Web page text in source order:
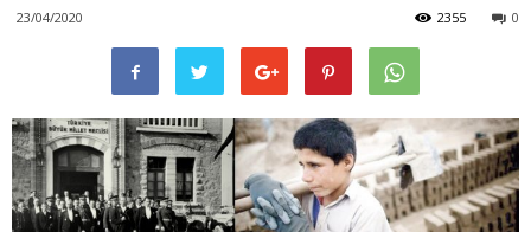
23/04/2020 0
2355